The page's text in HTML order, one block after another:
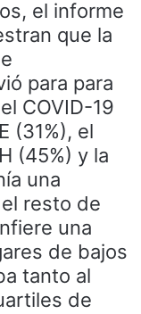
el informe
que la
para para
COVID-19
(31%), el
(45%) y la
una
resto de
una
de bajos
tanto al
de